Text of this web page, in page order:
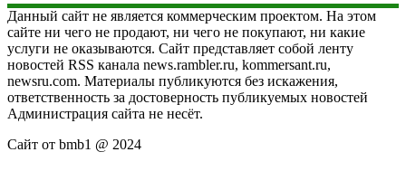
Данный сайт не является коммерческим проектом. На этом
сайте ни чего не продают, ни чего не покупают, ни какие
услуги не оказываются. Сайт представляет собой ленту
новостей RSS канала news.rambler.ru, kommersant.ru,
newsru.com. Материалы публикуются без искажения,
ответственность за достоверность публикуемых новостей
Администрация сайта не несёт.
Сайт от bmb1 @ 2024